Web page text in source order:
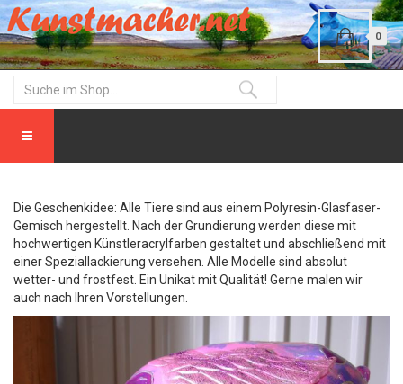
0
Die Geschenkidee: Alle Tiere sind aus einem Polyresin-Glasfaser-
Gemisch hergestellt. Nach der Grundierung werden diese mit
hochwertigen Künstleracrylfarben gestaltet und abschließend mit
einer Speziallackierung versehen. Alle Modelle sind absolut
wetter- und frostfest. Ein Unikat mit Qualität! Gerne malen wir
auch nach Ihren Vorstellungen.